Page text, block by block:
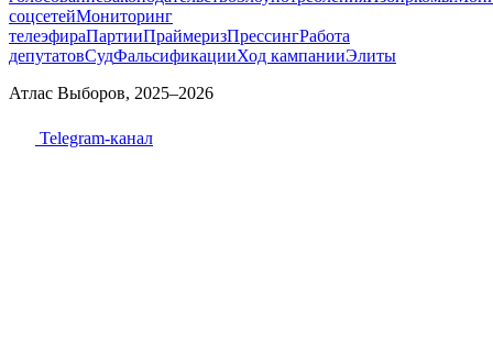
соцсетейМониторинг
телеэфираПартииПраймеризПрессингРабота
депутатовСудФальсификацииХод кампанииЭлиты
Атлас Выборов, 2025–2026
Telegram-канал